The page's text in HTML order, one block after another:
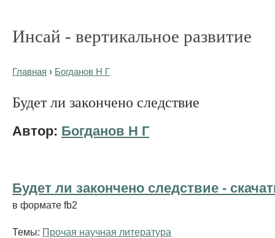
Инсай - вертикальное развитие
Главная › Богданов Н Г
Будет ли закончено следствие
Автор: Богданов Н Г
Будет ли закончено следствие -
в формате fb2
Темы: Прочая научная литература